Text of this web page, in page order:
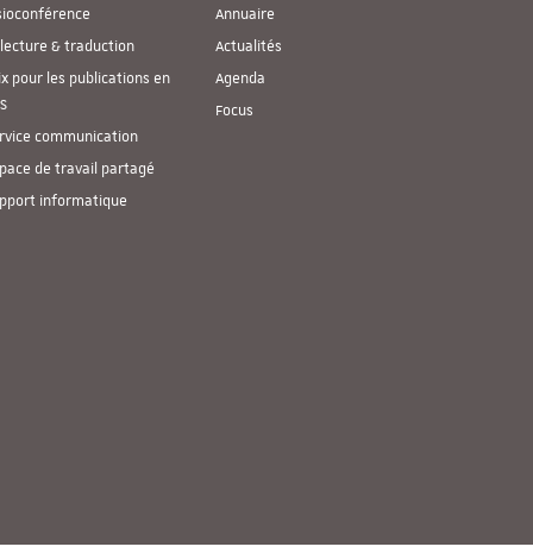
& traduction
pour les publications en
communication
de travail partagé
informatique
Annuaire
Actualités
Agenda
Focus